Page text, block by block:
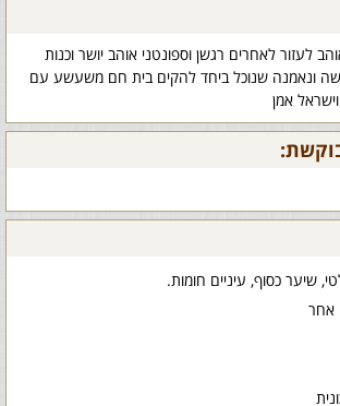
לעזור לאחרים רגשן וספונטני אוהב יושר וכנות
ונאמנה שנוכל ביחד להקים בית חם משעשע עם
אמן
שיער כסוף, עיניים חומות.
אחר